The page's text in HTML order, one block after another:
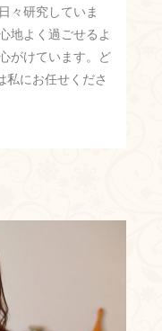
々研究していま
地よく過ごせるよ
がけています。ど
私にお任せくださ